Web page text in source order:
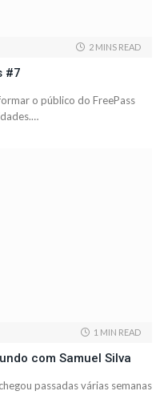
2 MINS READ
#7
o público do FreePass
1 MIN READ
com Samuel Silva
passadas várias semanas